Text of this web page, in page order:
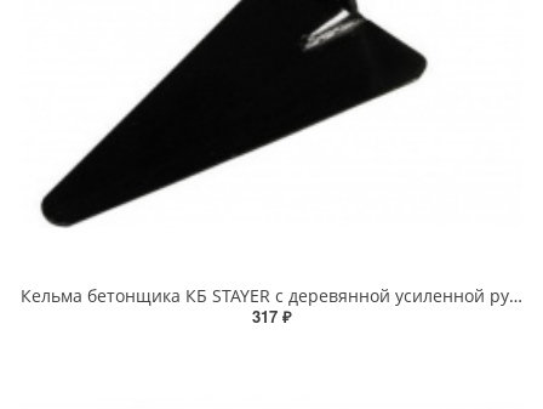
Кельма бетонщика КБ STAYER с деревянной усиленной рукояткой
317 ₽